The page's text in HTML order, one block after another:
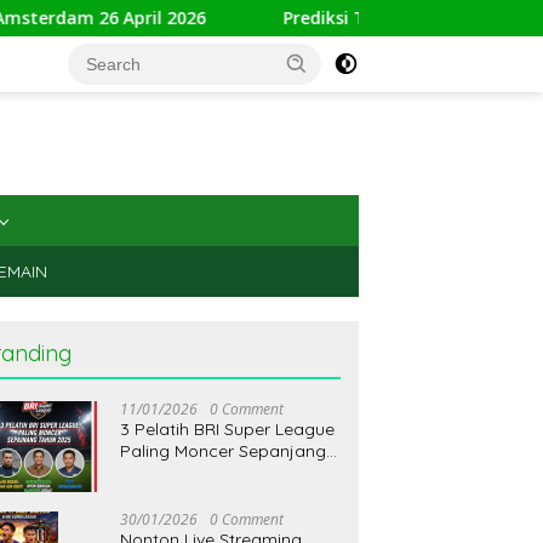
April 2026 Prediksi Toulouse vs AS Monaco 26 April
11/01/2026 0 Comment
3 Pelatih BRI Super League
Paling Moncer Sepanjang
Susilo Bikin Bangga
Nahkoda Lokal
30/01/2026 0 Comment